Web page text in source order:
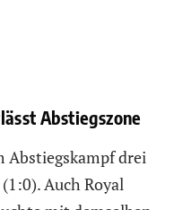
Abstiegszone
Abstiegskampf drei
Auch Royal